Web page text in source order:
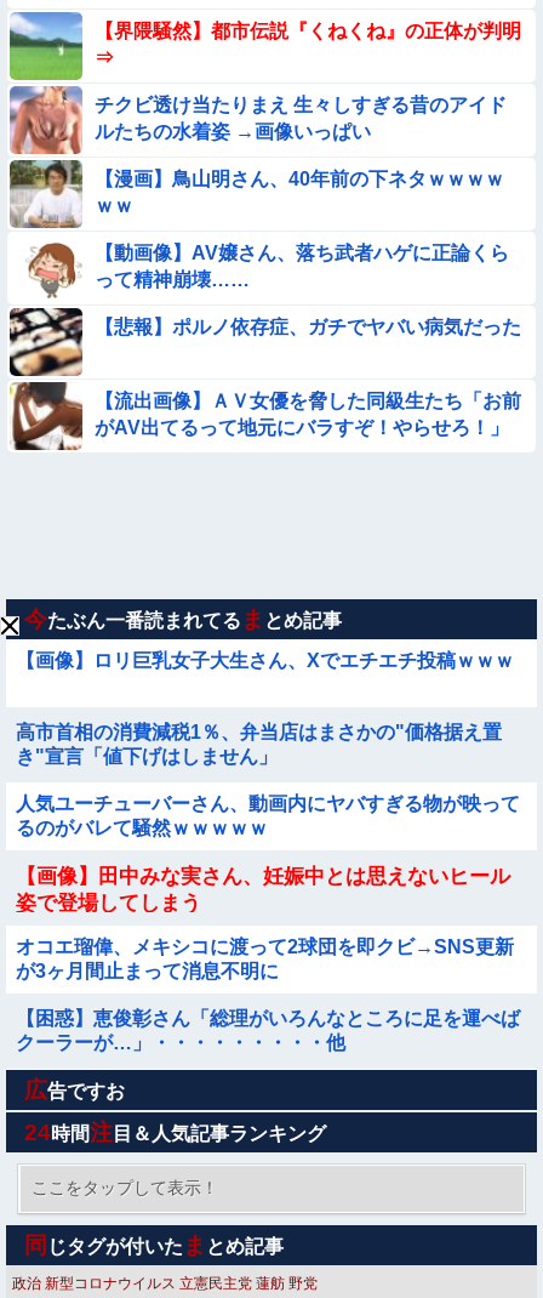
【画像】プールで水着が脱げちゃった女の子の反応ｗｗｗｗｗ
ｗｗｗ
【問題】全員受かると話題の『自衛隊』の採用試験がこちら
【→】
★【画像】この飲み物覚えてるやつ0人説
【画像】お前らこの超美人が整形か否か判定たのむ！！
【ロマン】世界を動かした暗号ランキング
【画像】プールに来てた水着JCたち どの娘を選ぶの？
【動画】女子中学生の『チン媚びダンス』が気持ち悪い🤮
【界隈騒然】都市伝説『くねくね』の正体が判明
⇒
チクビ透け当たりまえ 生々しすぎる昔のアイド
ルたちの水着姿 →画像いっぱい
【漫画】鳥山明さん、40年前の下ネタｗｗｗｗ
ｗｗ
【動画像】AV嬢さん、落ち武者ハゲに正論くら
って精神崩壊……
【悲報】ポルノ依存症、ガチでヤバい病気だった
【流出画像】ＡＶ女優を脅した同級生たち「お前
がAV出てるって地元にバラすぞ！やらせろ！」
今たぶん一番読まれてる ま とめ記事
【画像】ロリ巨乳女子大生さん、Xでエチエチ投稿ｗｗｗ
高市首相の消費減税1％、弁当店はまさかの"価格据え置
き"宣言「値下げはしません」
人気ユーチューバーさん、動画内にヤバすぎる物が映って
るのがバレて騒然ｗｗｗｗｗ
【画像】田中みな実さん、妊娠中とは思えないヒール
姿で登場してしまう
オコエ瑠偉、メキシコに渡って2球団を即クビ→SNS更新
が3ヶ月間止まって消息不明に
【困惑】恵俊彰さん「総理がいろんなところに足を運べば
クーラーが…」・・・・・・・・・他
結婚相談所職員さん、子なし女にド正論を述べてしまう…
【速報】専門家「イオンモール熊本の爆心地に”こんなも
の”があったんだけど…」
【コンゴ】 エボラ出血熱、感染3600人…過去最大の流行
に
広告ですお
24時間注 目＆人気記事ランキング
ここをタップして表示！
同 じタグが付いた ま とめ記事
政治 新型コロナウイルス 立憲民主党 蓮舫 野党
Sponsored Link